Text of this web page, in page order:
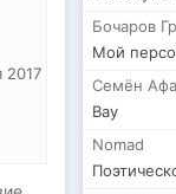
2017
Бочаров
Семён
Вау
Nomad